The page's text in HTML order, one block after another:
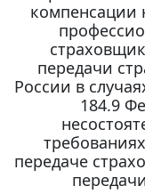
компенсации
передачи
России в
184.9
передаче